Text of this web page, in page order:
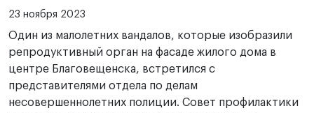
23 ноября 2023
Один из малолетних вандалов, которые изобразили
репродуктивный орган на фасаде жилого дома в
центре Благовещенска, встретился с
представителями отдела по делам
несовершеннолетних полиции. Совет профилактики